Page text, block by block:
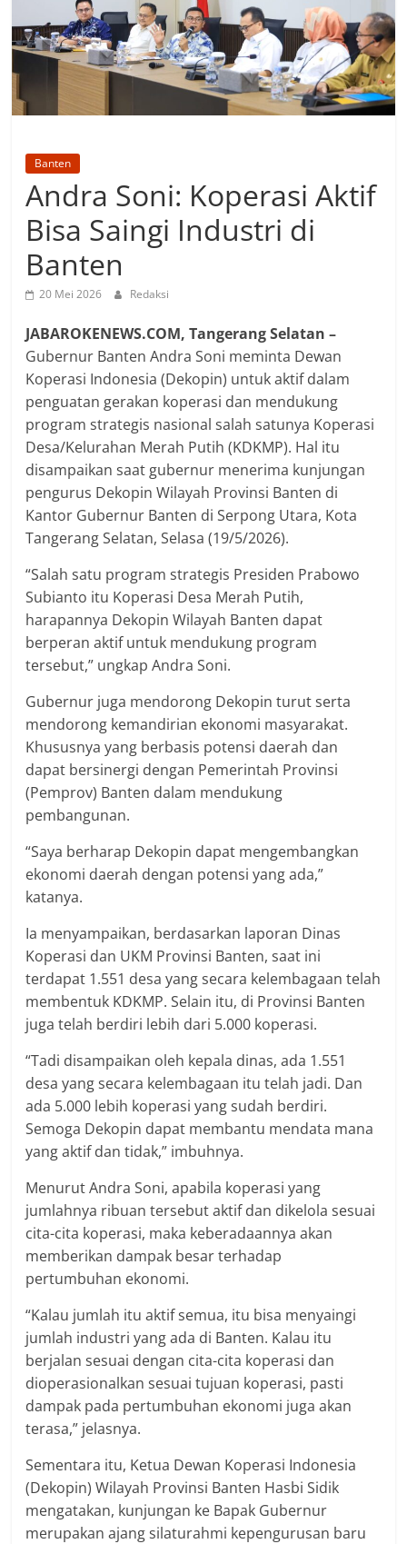
Banten
Andra Soni: Koperasi Aktif
Bisa Saingi Industri di
Banten
20 Mei 2026 Redaksi
JABAROKENEWS.COM, Tangerang Selatan –
Gubernur Banten Andra Soni meminta Dewan
Koperasi Indonesia (Dekopin) untuk aktif dalam
penguatan gerakan koperasi dan mendukung
program strategis nasional salah satunya Koperasi
Desa/Kelurahan Merah Putih (KDKMP). Hal itu
disampaikan saat gubernur menerima kunjungan
pengurus Dekopin Wilayah Provinsi Banten di
Kantor Gubernur Banten di Serpong Utara, Kota
Tangerang Selatan, Selasa (19/5/2026).
“Salah satu program strategis Presiden Prabowo
Subianto itu Koperasi Desa Merah Putih,
harapannya Dekopin Wilayah Banten dapat
berperan aktif untuk mendukung program
tersebut,” ungkap Andra Soni.
Gubernur juga mendorong Dekopin turut serta
mendorong kemandirian ekonomi masyarakat.
Khususnya yang berbasis potensi daerah dan
dapat bersinergi dengan Pemerintah Provinsi
(Pemprov) Banten dalam mendukung
pembangunan.
“Saya berharap Dekopin dapat mengembangkan
ekonomi daerah dengan potensi yang ada,”
katanya.
Ia menyampaikan, berdasarkan laporan Dinas
Koperasi dan UKM Provinsi Banten, saat ini
terdapat 1.551 desa yang secara kelembagaan telah
membentuk KDKMP. Selain itu, di Provinsi Banten
juga telah berdiri lebih dari 5.000 koperasi.
“Tadi disampaikan oleh kepala dinas, ada 1.551
desa yang secara kelembagaan itu telah jadi. Dan
ada 5.000 lebih koperasi yang sudah berdiri.
Semoga Dekopin dapat membantu mendata mana
yang aktif dan tidak,” imbuhnya.
Menurut Andra Soni, apabila koperasi yang
jumlahnya ribuan tersebut aktif dan dikelola sesuai
cita-cita koperasi, maka keberadaannya akan
memberikan dampak besar terhadap
pertumbuhan ekonomi.
“Kalau jumlah itu aktif semua, itu bisa menyaingi
jumlah industri yang ada di Banten. Kalau itu
berjalan sesuai dengan cita-cita koperasi dan
dioperasionalkan sesuai tujuan koperasi, pasti
dampak pada pertumbuhan ekonomi juga akan
terasa,” jelasnya.
Sementara itu, Ketua Dewan Koperasi Indonesia
(Dekopin) Wilayah Provinsi Banten Hasbi Sidik
mengatakan, kunjungan ke Bapak Gubernur
merupakan ajang silaturahmi kepengurusan baru